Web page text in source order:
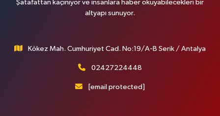
Şatafattan kaçınıyor ve insanlara haber okuyabilecekleri bir
altyapı sunuyor.
Kökez Mah. Cumhuriyet Cad. No:19/A-B Serik / Antalya
02427224448
[email protected]